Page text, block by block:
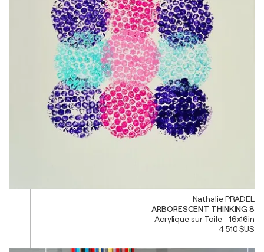
Nathalie PRADEL
ARBORESCENT THINKING 8
Acrylique sur Toile - 16x16in
4 510 $US